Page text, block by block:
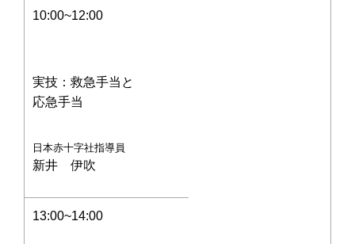
10:00~12:00
実技：救急手当と
応急手当
日本赤十字社指導員
新井 伊吹
13:00~14:00